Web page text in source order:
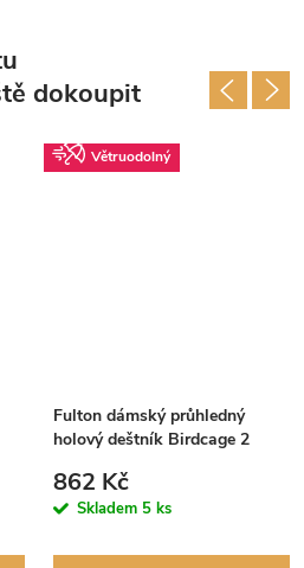
dokoupit
Větruodolný
Fulton dámský průhledný
holový deštník Birdcage 2
862 Kč
Skladem 5 ks